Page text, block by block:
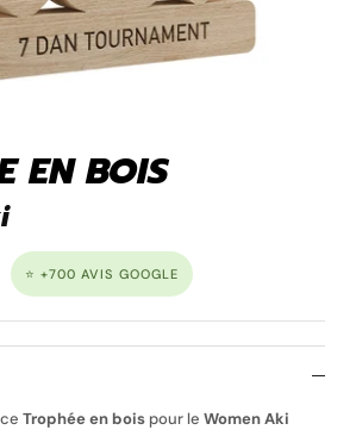
EN BOIS
⭐ +700 AVIS GOOGLE
Trophée en bois pour le Women Aki